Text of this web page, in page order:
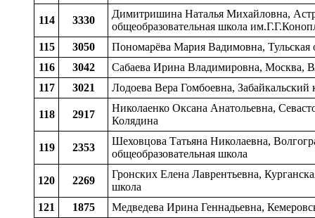
114 3330
Димитришина Наталья Михайловна,
общеобразовательная школа
115
3050
Пономарёва Мария Вадимовна, Тульская
116
3042
Сабаева Ирина Владимировна,
117
3021 Лодоева Вера Гомбоевна,
118 2917
Николаенко Оксана Анатольевна,
Колядина
119 2353
Шеховцова Татьяна Николаевна,
общеобразовательная школа
120 2269
Гронских Елена Лаврентьевна,
школа
121
1875
Медведева Ирина Геннадьевна,